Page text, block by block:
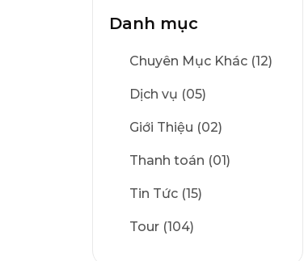
Danh mục
Chuyên Mục Khác (12)
Dịch vụ (05)
Giới Thiệu (02)
Thanh toán (01)
Tin Tức (15)
Tour (104)